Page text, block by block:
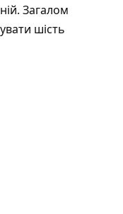
Загалом
шість